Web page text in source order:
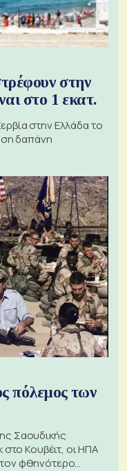
στην
στο 1 εκατ.
στην Ελλάδα το
δαπάνη
πόλεμος των
Σαουδικής
στο Κουβέιτ, οι ΗΠΑ
φθηνότερο